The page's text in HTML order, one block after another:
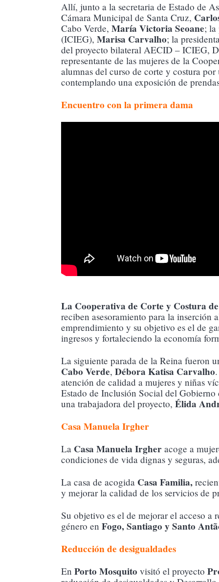
Allí, junto a la secretaria de Estado de
Cámara Municipal de Santa Cruz,
Cabo Verde, María Victoria Seoane; la
(ICIEG), Marisa Carvalho; la
del proyecto bilateral AECID – ICIEG,
representante de las mujeres de la
alumnas del curso de corte y costura
contemplando una exposición de
Encuentro con la primera dama
La Cooperativa de Corte y Costura
reciben asesoramiento para la
emprendimiento y su objetivo es el de
ingresos y fortaleciendo la economía
La siguiente parada de la Reina fueron
Cabo Verde, Débora Katisa Carvalho
atención de calidad a mujeres y niñas
Estado de Inclusión Social del Gobierno
una trabajadora del proyecto, Élida
Casa Manuela Irgher
La Casa Manuela Irgher acoge a
condiciones de vida dignas y seguras,
La casa de acogida Casa Familia,
y mejorar la calidad de los servicios de
Su objetivo es el de mejorar el acceso
género en Fogo, Santiago y Santo
Reducción de desigualdades
En Porto Mosquito visitó el proyecto